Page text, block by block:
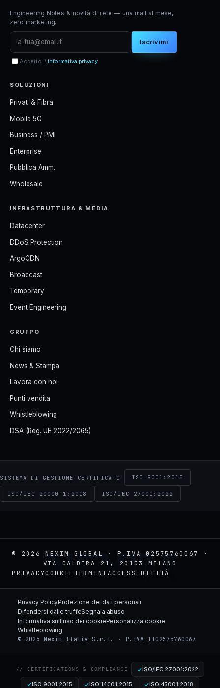
Engineering Notes & novità di rete — una mail al mese,
zero marketing.
Iscrivimi
Accetto l\'informativa privacy
SOLUZIONI
Privati & Fibra
Mobile 5G
Business / PMI
Enterprise
Pubblica Amm.
Wholesale
INFRASTRUTTURA & MEDIA
Datacenter
DDoS Protection
ArgoCDN
Broadcast
Temporary
Event Engineering
GRUPPO
Chi siamo
News & Stampa
Lavora con noi
Punti vendita
Whistleblowing
DSA (Reg. UE 2022/2065)
SISTEMA DI GESTIONE CERTIFICATO ISO 9001:2015
ISO/IEC 20000-1:2018 ISO/IEC 27001:2022
© 2026 NEXIM GLOBAL · P.IVA 02575760067 ·
VIA CALDERA 21, 20153 MILANO
PRIVACYCOOKIE TERMINI ACCESSIBILITÀ
NEXIM
Privacy PolicyProtezione dei dati personali
Difendersi dalle truffeSegnala abuso
Informativa sull'uso dei cookiePersonalizza cookie
Whistleblowing
© 2026 Nexim Italia S.r.l. · P.IVA IT02575760067
// CERTIFICATIONS & COMPLIANCE ISO/IEC 27001:2022
ISO 9001:2015 ISO 14001:2015 ISO 45001:2018